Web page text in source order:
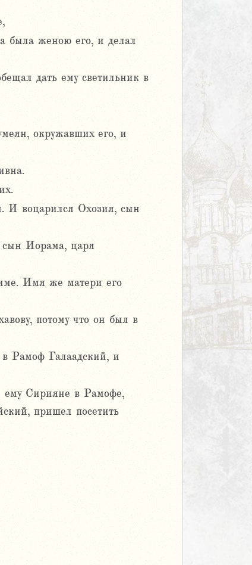
была женою его, и делал
дать ему светильник в
окружавших его, и
И воцарился Охозия, сын
сын Иорама, царя
Имя же матери его
потому что он был в
Рамоф Галаадский, и
ему Сирияне в Рамофе,
пришел посетить